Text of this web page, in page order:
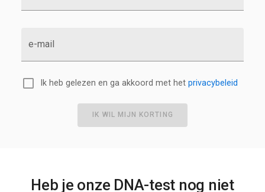
e-mail
Ik heb gelezen en ga akkoord met het privacybeleid
IK WIL MIJN KORTING
Heb je onze DNA-test nog niet